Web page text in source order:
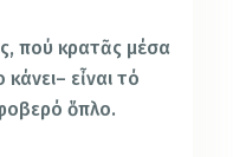
πού κρατᾶς μέσα
εἶναι τό
ὅπλο.